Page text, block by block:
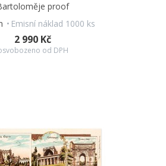
proof
Emisní náklad 1000 ks
2 990 Kč
od DPH